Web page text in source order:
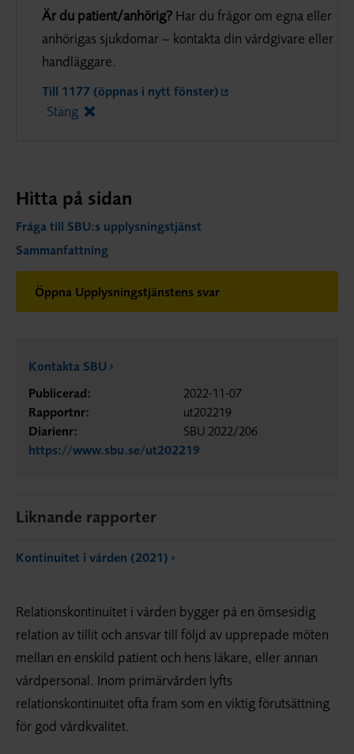
Är du patient/anhörig? Har du frågor om egna eller
anhörigas sjukdomar – kontakta din vårdgivare eller
handläggare.
Till 1177 (öppnas i nytt fönster)
Stäng
Hitta på sidan
Fråga till SBU:s upplysningstjänst
Sammanfattning
Öppna Upplysningstjänstens svar
Kontakta SBU
Publicerad:
2022-11-07
Rapportnr:
ut202219
Diarienr:
SBU 2022/206
https://www.sbu.se/ut202219
Liknande rapporter
Kontinuitet i vården (2021)
Relationskontinuitet i vården bygger på en ömsesidig
relation av tillit och ansvar till följd av upprepade möten
mellan en enskild patient och hens läkare, eller annan
vårdpersonal. Inom primärvården lyfts
relationskontinuitet ofta fram som en viktig förutsättning
för god vårdkvalitet.